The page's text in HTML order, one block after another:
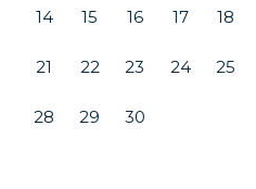
14 15 16 17 18
21 22 23 24 25
28 29 30